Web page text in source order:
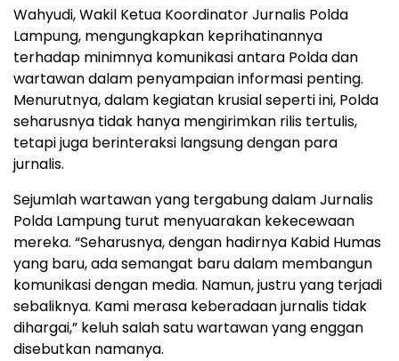
Wahyudi, Wakil Ketua Koordinator Jurnalis Polda
Lampung, mengungkapkan keprihatinannya
terhadap minimnya komunikasi antara Polda dan
wartawan dalam penyampaian informasi penting.
Menurutnya, dalam kegiatan krusial seperti ini, Polda
seharusnya tidak hanya mengirimkan rilis tertulis,
tetapi juga berinteraksi langsung dengan para
jurnalis.
Sejumlah wartawan yang tergabung dalam Jurnalis
Polda Lampung turut menyuarakan kekecewaan
mereka. “Seharusnya, dengan hadirnya Kabid Humas
yang baru, ada semangat baru dalam membangun
komunikasi dengan media. Namun, justru yang terjadi
sebaliknya. Kami merasa keberadaan jurnalis tidak
dihargai,” keluh salah satu wartawan yang enggan
disebutkan namanya.